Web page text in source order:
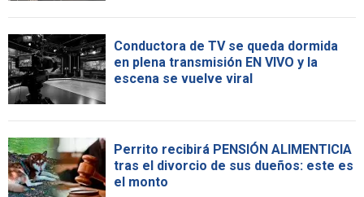
Conductora de TV se queda dormida
en plena transmisión EN VIVO y la
escena se vuelve viral
Perrito recibirá PENSIÓN ALIMENTICIA
tras el divorcio de sus dueños: este es
el monto